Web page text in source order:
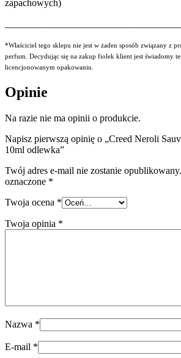
zapachowych)
*Właściciel tego sklepu nie jest w żaden sposób związany z
perfum. Decydując się na zakup fiolek klient jest świadomy
licencjonowanym opakowaniu.
Opinie
Na razie nie ma opinii o produkcie.
Napisz pierwszą opinię o „Creed Neroli
10ml odlewka”
Twój adres e-mail nie zostanie opublikowany.
oznaczone *
Twoja ocena *
Twoja opinia *
Nazwa *
E-mail *